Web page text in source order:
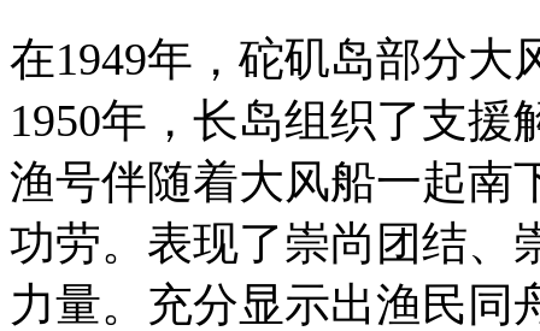
在1949年，砣矶岛部分
1950年，长岛组织了支
渔号伴随着大风船一起南
功劳。表现了崇尚团结、
力量。充分显示出渔民同